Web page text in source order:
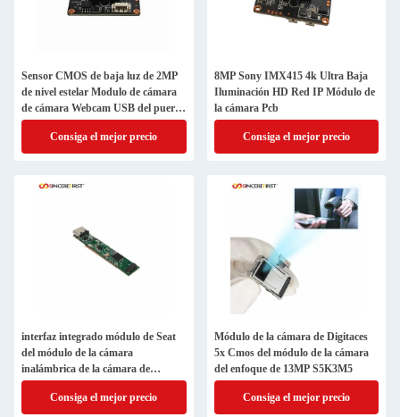
Sensor CMOS de baja luz de 2MP
de nivel estelar Modulo de cámara
de cámara Webcam USB del puerto
de Nueva York
Consiga el mejor precio
8MP Sony IMX415 4k Ultra Baja
Iluminación HD Red IP Módulo de
la cámara Pcb
Consiga el mejor precio
interfaz integrado módulo de Seat
del módulo de la cámara
inalámbrica de la cámara de
2.4GHz WIFI
Consiga el mejor precio
Módulo de la cámara de Digitaces
5x Cmos del módulo de la cámara
del enfoque de 13MP S5K3M5
Consiga el mejor precio